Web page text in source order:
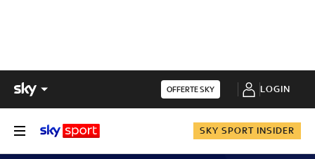
OFFERTE SKY LOGIN
SKY SPORT INSIDER